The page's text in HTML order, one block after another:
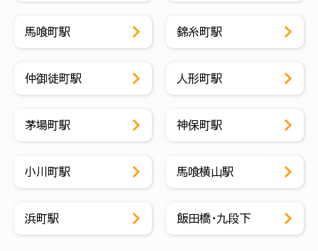
馬喰町駅 錦糸町駅
仲御徒町駅 人形町駅
茅場町駅 神保町駅
小川町駅 馬喰横山駅
浜町駅 飯田橋・九段下